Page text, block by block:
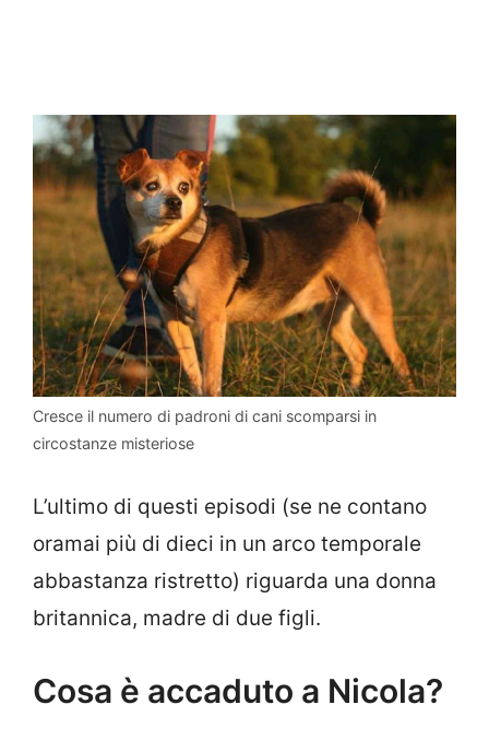
Cresce il numero di padroni di cani scomparsi in
circostanze misteriose
L’ultimo di questi episodi (se ne contano
oramai più di dieci in un arco temporale
abbastanza ristretto) riguarda una donna
britannica, madre di due figli.
Cosa è accaduto a Nicola?